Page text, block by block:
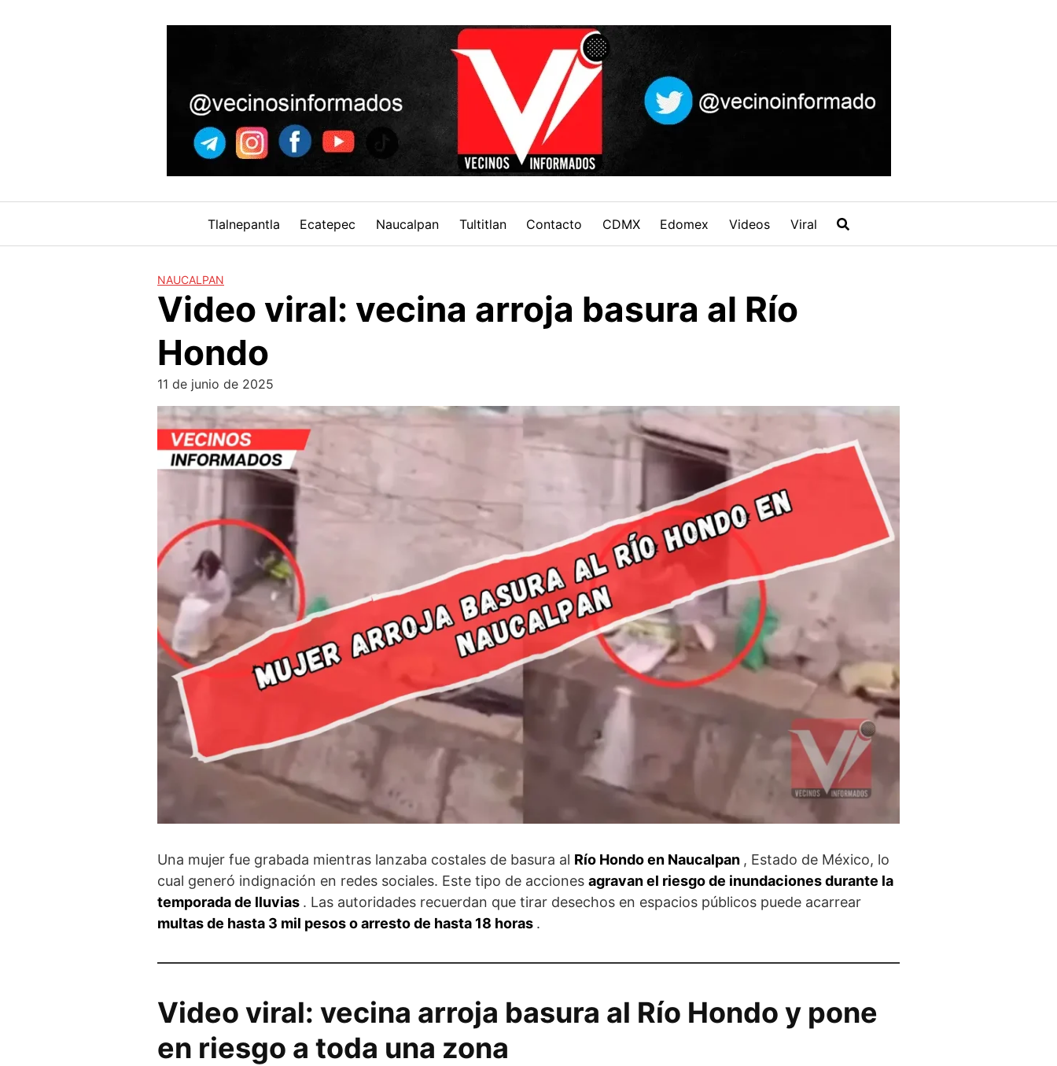
Tlalnepantla Ecatepec Naucalpan Tultitlan Contacto CDMX Edomex Videos Viral
NAUCALPAN
Video viral: vecina arroja basura al Río
Hondo
11 de junio de 2025
Una mujer fue grabada mientras lanzaba costales de basura al Río Hondo en Naucalpan , Estado de México, lo
cual generó indignación en redes sociales. Este tipo de acciones agravan el riesgo de inundaciones durante la
temporada de lluvias . Las autoridades recuerdan que tirar desechos en espacios públicos puede acarrear
multas de hasta 3 mil pesos o arresto de hasta 18 horas .
Video viral: vecina arroja basura al Río Hondo y pone
en riesgo a toda una zona